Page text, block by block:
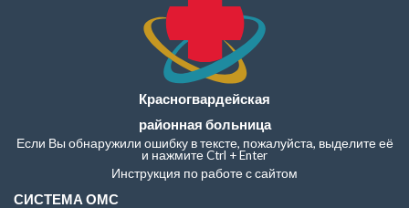
Красногвардейская
районная больница
Если Вы обнаружили ошибку в тексте, пожалуйста, выделите её
и нажмите Ctrl + Enter
Инструкция по работе с сайтом
СИСТЕМА ОМС